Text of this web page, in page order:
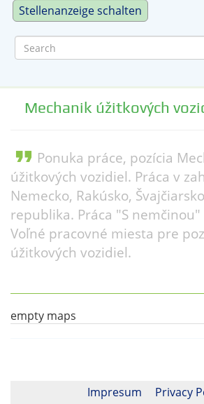
Stellenanzeige schalten
Mechanik úžitkových
format_quote Ponuka práce, pozícia
úžitkových vozidiel. Práca v
Nemecko, Rakúsko,
republika. Práca "S nemčinou"
Voľné pracovné miesta pre
úžitkových vozidiel.
empty maps
Impresum
Privacy